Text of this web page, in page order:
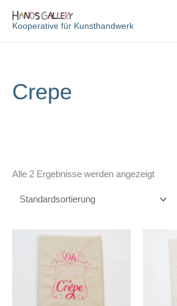
InhaltKooperative für Kunsthandwerk
Crepe
Alle 2 Ergebnisse werden angezeigt